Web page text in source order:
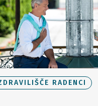
RADENCI